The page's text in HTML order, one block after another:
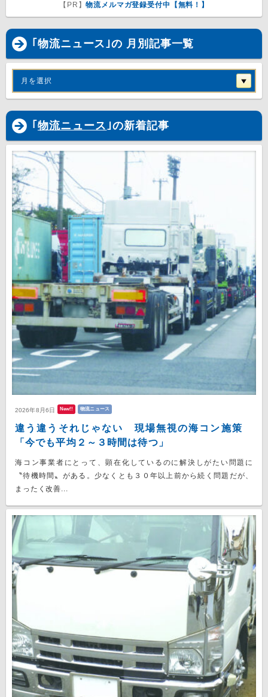
【PR】物流メルマガ登録受付中【無料！】
｢物流ニュース｣の 月別記事一覧
月を選択
｢ 物流ニュース｣の新着記事
2026年8月6日 New!! 物流ニュース
違う違うそれじゃない 現場無視の海コン施策
「今でも平均２～３時間は待つ」
海コン事業者にとって、顕在化しているのに解決しがたい問題に
〝待機時間〟がある。少なくとも３０年以上前から続く問題だが、
まったく改善...